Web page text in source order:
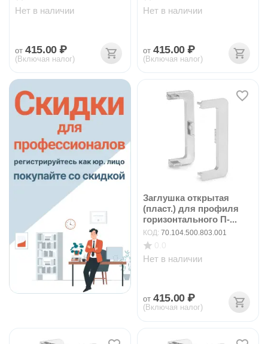
Нет в наличии
от 415.00 ₽
(Включая налог)
Нет в наличии
от 415.00 ₽
(Включая налог)
Заглушка открытая
(пласт.) для профиля
горизонтального П-...
КОД: 70.104.500.803.001
Нет в наличии
от 415.00 ₽
(Включая налог)